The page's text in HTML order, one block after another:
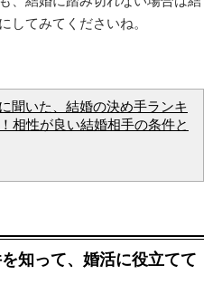
してみてくださいね。
聞いた、結婚の決め手ランキ
相性が良い結婚相手の条件と
知って、婚活に役立てて